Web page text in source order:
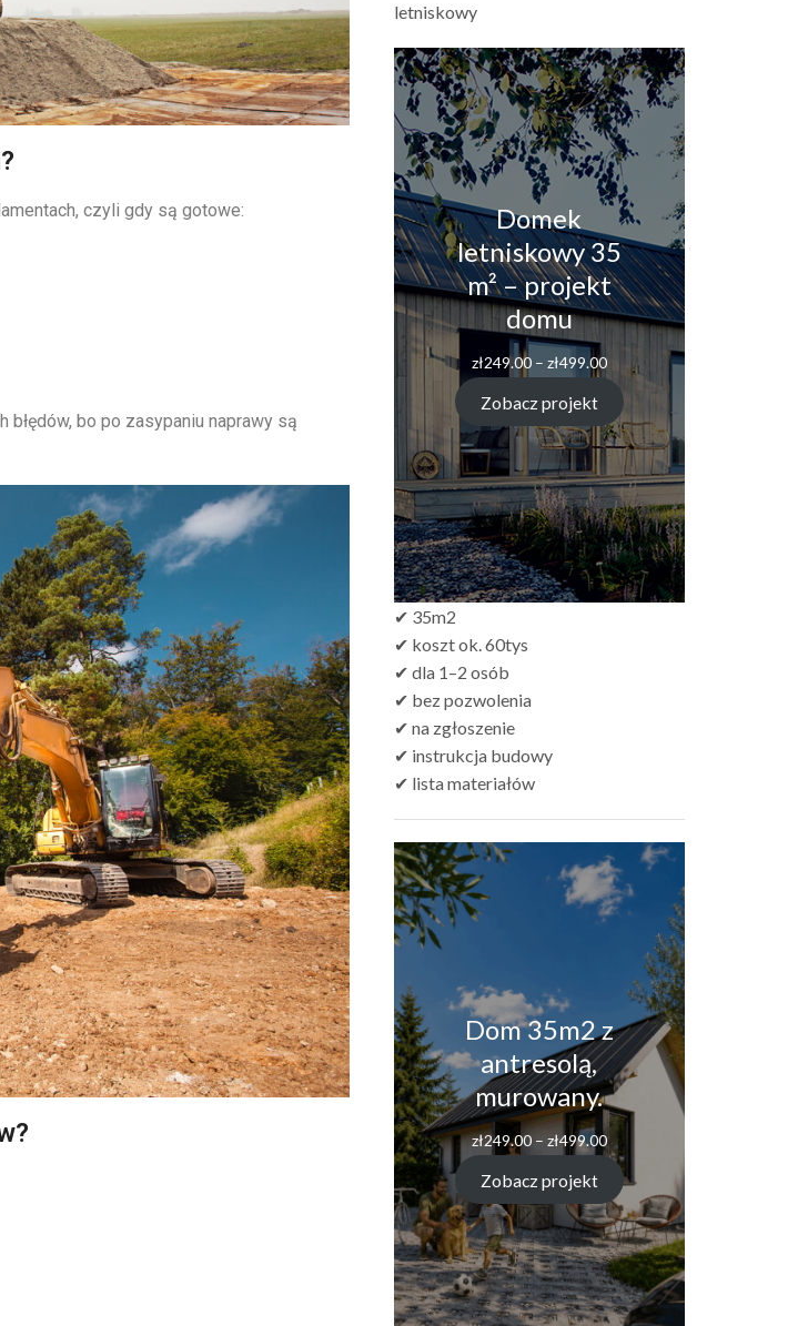
czyli gdy są gotowe:
bo po zasypaniu naprawy są
letniskowy
Domek
letniskowy 35
m² – projekt
domu
zł249.00 – zł499.00
Zobacz projekt
✔ 35m2
✔ koszt ok. 60tys
✔ dla 1–2 osób
✔ bez pozwolenia
✔ na zgłoszenie
✔ instrukcja budowy
✔ lista materiałów
Dom 35m2 z
antresolą,
murowany.
zł249.00 – zł499.00
Zobacz projekt